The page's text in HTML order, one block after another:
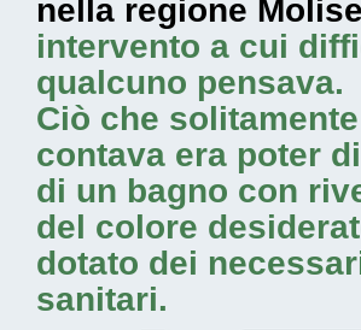
nella regione Molise
intervento a cui
qualcuno pensava.
Ciò che
contava era poter
di un bagno con
del colore
dotato dei
sanitari.